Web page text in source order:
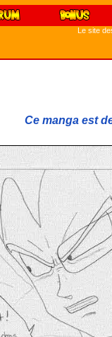
Le site
Ce manga est